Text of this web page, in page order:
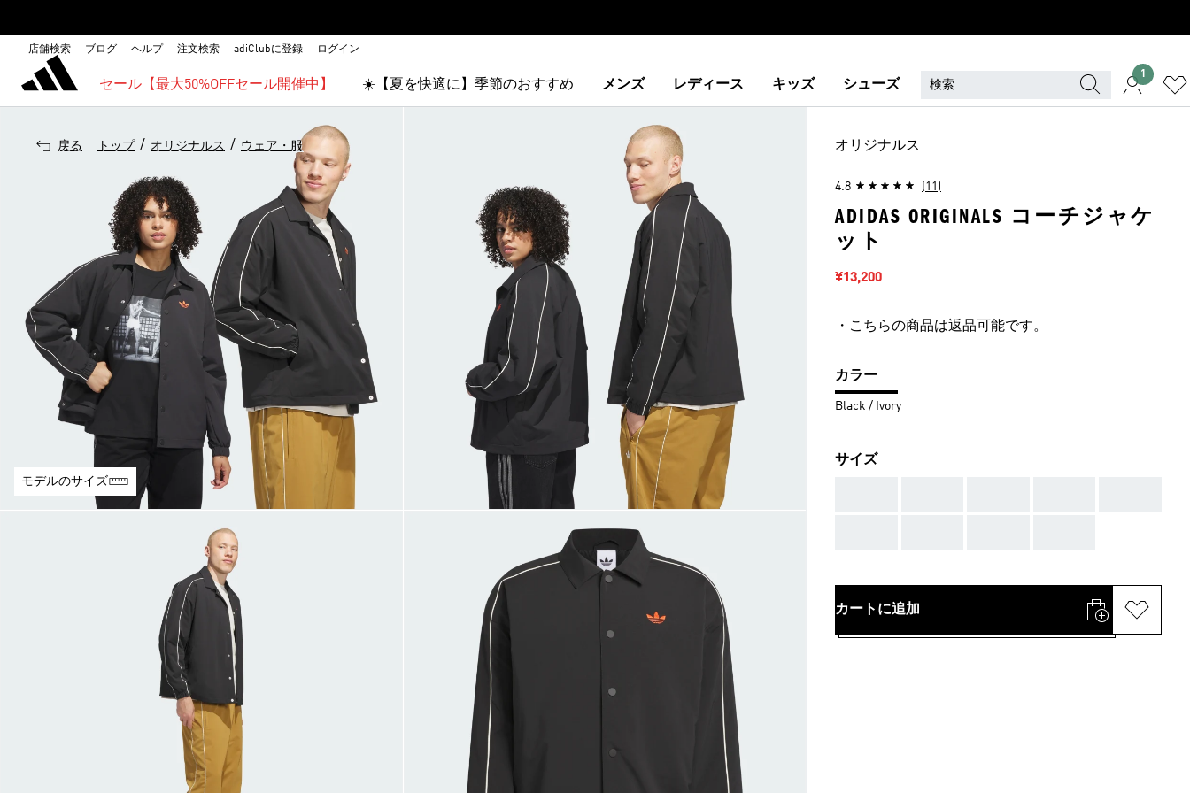
店舗検索 ブログ ヘルプ 注文検索 adiClubに登録 ログイン
セール【最大50%OFFセール開催中】 ☀️【夏を快適に】季節のおすすめ メンズ レディース キッズ シューズ
1
戻る トップ / オリジナルス / ウェア・服
モデルのサイズ
オリジナルス
4.8 (11)
ADIDAS ORIGINALS コーチジャケ
ット
セール価格
¥13,200
・こちらの商品は返品可能です。
カラー
Black / Ivory
サイズ
カートに追加